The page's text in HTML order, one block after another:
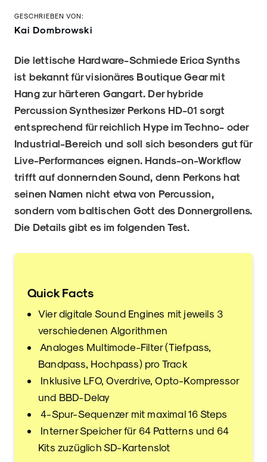
GESCHRIEBEN VON:
Kai Dombrowski
Die lettische Hardware-Schmiede Erica Synths
ist bekannt für visionäres Boutique Gear mit
Hang zur härteren Gangart. Der hybride
Percussion Synthesizer Perkons HD-01 sorgt
entsprechend für reichlich Hype im Techno- oder
Industrial-Bereich und soll sich besonders gut für
Live-Performances eignen. Hands-on-Workflow
trifft auf donnernden Sound, denn Perkons hat
seinen Namen nicht etwa von Percussion,
sondern vom baltischen Gott des Donnergrollens.
Die Details gibt es im folgenden Test.
Quick Facts
Vier digitale Sound Engines mit jeweils 3
verschiedenen Algorithmen
Analoges Multimode-Filter (Tiefpass,
Bandpass, Hochpass) pro Track
Inklusive LFO, Overdrive, Opto-Kompressor
und BBD-Delay
4-Spur-Sequenzer mit maximal 16 Steps
Interner Speicher für 64 Patterns und 64
Kits zuzüglich SD-Kartenslot